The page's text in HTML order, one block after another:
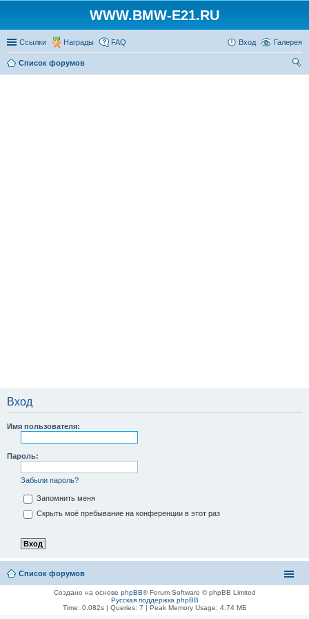
WWW.BMW-E21.RU
Ссылки Награды Галерея
FAQ Вход
Список форумов
Вход
Имя пользователя:
Пароль:
Забыли пароль?
Запомнить меня
Скрыть моё пребывание на конференции в этот раз
Список форумов
Создано на основе phpBB® Forum Software © phpBB Limited
Русская поддержка phpBB
Time: 0.082s| Queries: 7 | Peak Memory Usage: 4.74 МБ